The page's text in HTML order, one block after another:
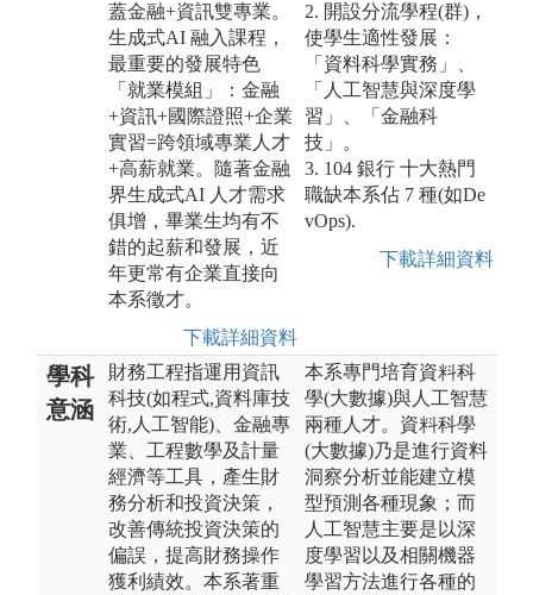
蓋金融+資訊雙專業。
生成式AI 融入課程，
最重要的發展特色
「就業模組」：金融
+資訊+國際證照+企業
實習=跨領域專業人才
+高薪就業。隨著金融
界生成式AI 人才需求
俱增，畢業生均有不
錯的起薪和發展，近
年更常有企業直接向
本系徵才。
下載詳細資料
2. 開設分流學程(群)，
使學生適性發展：
「資料科學實務」、
「人工智慧與深度學
習」、「金融科
技」。
3. 104 銀行 十大熱門
職缺本系佔 7 種(如De
vOps).
下載詳細資料
學科
意涵
財務工程指運用資訊
科技(如程式,資料庫技
術,人工智能)、金融專
業、工程數學及計量
經濟等工具，產生財
務分析和投資決策，
改善傳統投資決策的
偏誤，提高財務操作
獲利績效。本系著重
本系專門培育資料科
學(大數據)與人工智慧
兩種人才。資料科學
(大數據)乃是進行資料
洞察分析並能建立模
型預測各種現象；而
人工智慧主要是以深
度學習以及相關機器
學習方法進行各種的